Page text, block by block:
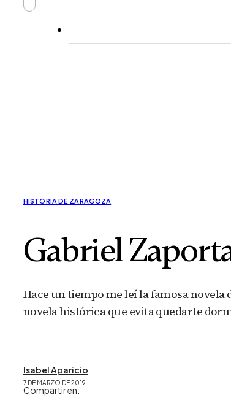
HISTORIA DE ZARAGOZA
Gabriel
Hace un tiempo me leí la famosa novela
novela histórica que evita quedarte
Isabel Aparicio
7 DE MARZO DE 2019
Compartir en: